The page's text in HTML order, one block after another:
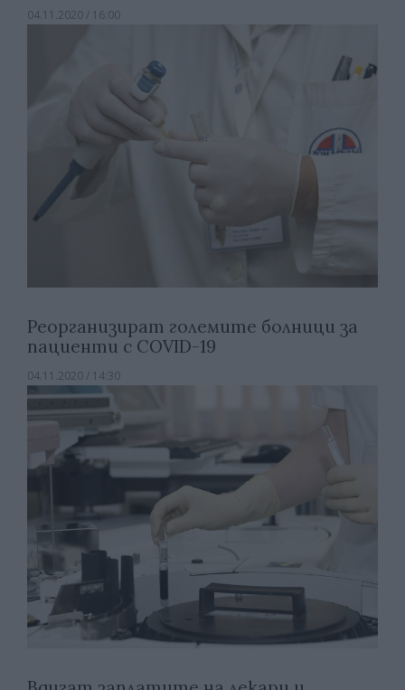
04.11.2020 / 16:00
Реорганизират големите болници за
пациенти с COVID-19
04.11.2020 / 14:30